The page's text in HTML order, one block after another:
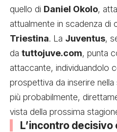
quello di Daniel Okolo,
attualmente in scadenza di
Triestina. La Juventus,
da tuttojuve.com, punta
attaccante, individuandolo
prospettiva da inserire nella
più probabilmente,
vista della prossima
L’incontro decisivo